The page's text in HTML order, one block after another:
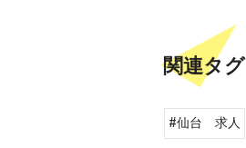
関連タグ
#仙台 求人